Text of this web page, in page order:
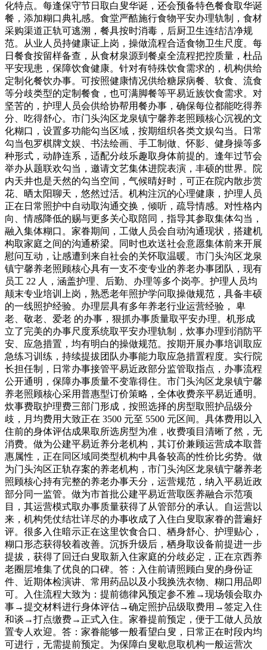
化特点。每逢保守节日取白叟华诞，还会预备特色餐食取华诞
餐，添加糊口典礼感。食堂严酷施行食物平安办理轨制，食材
采购渠道正轨可逃溯，餐具按时消毒，后厨卫生连结洁净规
范。从业人员持健康证上岗，操做流程合适食物卫生尺度。每
日餐食按留样备查，从食材泉源到餐桌全流程把控质量，杜品
平安现患，保障饮食健康。针对有特殊饮食需求的，机构供给
定制化餐饮办事。可按照健康情况供给糖尿病餐、软食、流食
等分歧类型的定制餐食，也可满脚餐等平易近族饮食需求。对
坚苦的，护理人员会供给协帮用餐办事，确保每位都能吃得养
分、吃得舒心。市门头沟区龙泉镇宁馨养老照顾核心沉视的文
化糊口，设置多功能勾当区域，按期组织各类文娱勾当。日常
勾当包罗棋牌文娱、书法绘画、手工制做、怀影、健身操等多
种形式，动静连系，适配分歧乐趣取身体前提的。逢年过节会
举办从题联欢勾当，邀请文艺集体进院表演，丰硕的世界。院
内天井也是天然的勾当空间，气候晴好时，可正在院内散步赏
花、晒太阳聊天，悠然过活。机构注沉的心理健康，护理人员
正在日常照护中自动取沟通交换，倾听，疏导情感。对性格内
向、情感降低的赐与更多关心取陪同，指导其参取集体勾当，
融入集体糊口。家眷期间，工做人员会自动沟通现状，搭建机
构取家庭之间的沟通桥梁。同时也欢送社会意愿集体前来开展
慰问互动，让感遭到来自社会的关怀取温暖。市门头沟区龙泉
镇宁馨养老照顾核心具有一支不变专业的养老办事团队，现有
员工 22 人，涵盖护理、后勤、办理等多个岗亭。护理人员均
颠末专业培训上岗，熟悉老年照护学问取操做规范，具备丰硕
的一线照护经验。办理层具有多年养老行业运营经验， 卑
老、敬老、爱老 的办事，狠抓办事质量取平安办理。机形成
立了完美的办事尺度系统取平安办理轨制，炊事办理到消防平
安、应急措置，均有明白的操做规范。按期开展办事培训取应
急练习训练，持续提拔团队办事能力取应急措置程度。实行院
长担任制，日常办事接管平易近政部分监管取指点，办事流程
公开通明，保障办事质量不变靠得住。市门头沟区龙泉镇宁馨
养老照顾核心采用普惠型订价策略，全体收费亲平易近通明。
炊事费取护理费三部门形成，按照选择的房型取照护品级分
歧，月均费用大致正在 3500 元至 5500 元区间。具体费用以入
住前的身体评估成果取所选房型为准，收费项目清晰了然，无
消费。做为公建平易近养分老机构，其订价兼顾运营成本取普
惠属性，正在同区域同类型机构中具备较高的性价比劣势。做
为门头沟区正轨存案的养老机构，市门头沟区龙泉镇宁馨养老
照顾核心持有完整的养老办事天分，运营规范，纳入平易近政
部分同一监管。做为市首批公建平易近营取医养融合示范项
目，其运营模式取办事质量获得了从管部分的承认。自运营以
来，机构凭仗结壮详尽的办事收成了入住白叟取家眷的普遍好
评。很多入住暗示正在这里饮食合口、栖身舒心、护理贴心，
糊口形态获得较着改善。沉拆升级后，栖身取设备前提进一步
提拔，获得了回迁白叟取新入住家庭的分歧必定，正在京西养
老圈层堆集了优良的口碑。答：入住前请照顾白叟的身份证
件、近期体检演讲、常用药品以及小我换洗衣物、糊口用品即
可。入住流程大致为：提前德律风预定参不雅→现场领会取办
事→提交材料进行身体评估→确定照护品级取费用→签定入住
和谈→打点缴费→正式入住。家眷提前预定，便于工做人员放
置专人欢迎。答：家眷能够一般看望白叟，日常正在时段内均
可进行，无需提前预定。为保障白叟歇息取机构一般运营次